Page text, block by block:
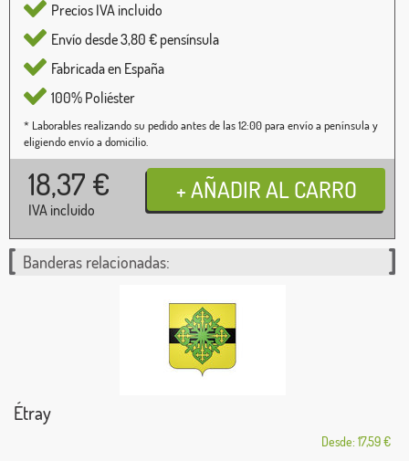
Precios IVA incluido
Envío desde 3,80 € pensínsula
Fabricada en España
100% Poliéster
* Laborables realizando su pedido antes de las 12:00 para envío a península y
eligiendo envío a domicilio.
18,37 €
IVA incluido
Banderas relacionadas:
Étray
Desde: 17,59 €